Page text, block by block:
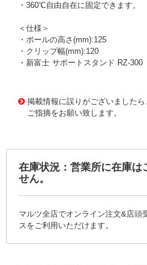
・360℃自由自在に固定できます。
＜仕様＞
・ポールの高さ(mm):125
・クリップ幅(mm):120
・新富士 サポートスタンド RZ-300
掲載情報に誤りがございましたら
ご指摘をお願い致します。
在庫状況：営業所に在庫は
せん。
マルツ全店でオンライン注文&店頭
スをご利用いただけます。